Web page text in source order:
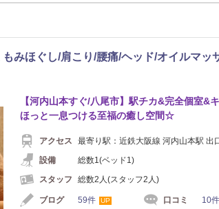
みほぐし/肩こり/腰痛/ヘッド/オイルマッ
【河内山本すぐ/八尾市】駅チカ&完全個室&
ほっと一息つける至福の癒し空間☆
アクセス
最寄り駅：近鉄大阪線 河内山本駅 出
設備
総数1(ベッド1)
スタッフ
総数2人(スタッフ2人)
ブログ 59件 UP 口コミ 10件